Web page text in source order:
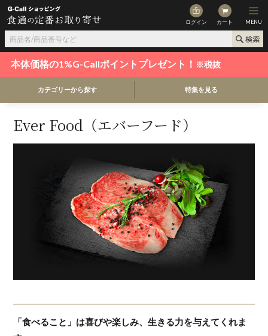
ログイン カート MENU
本体価格の1%G-Callポイントプレゼント！ ※税抜
カテゴリーから探す 特集を見る
Ever Food（エバーフード）
「食べること」は喜びや楽しみ、生きる力を与えてくれま